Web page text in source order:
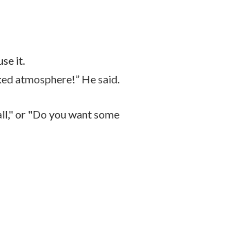
it.
atmosphere!” He said.
or "Do you want some